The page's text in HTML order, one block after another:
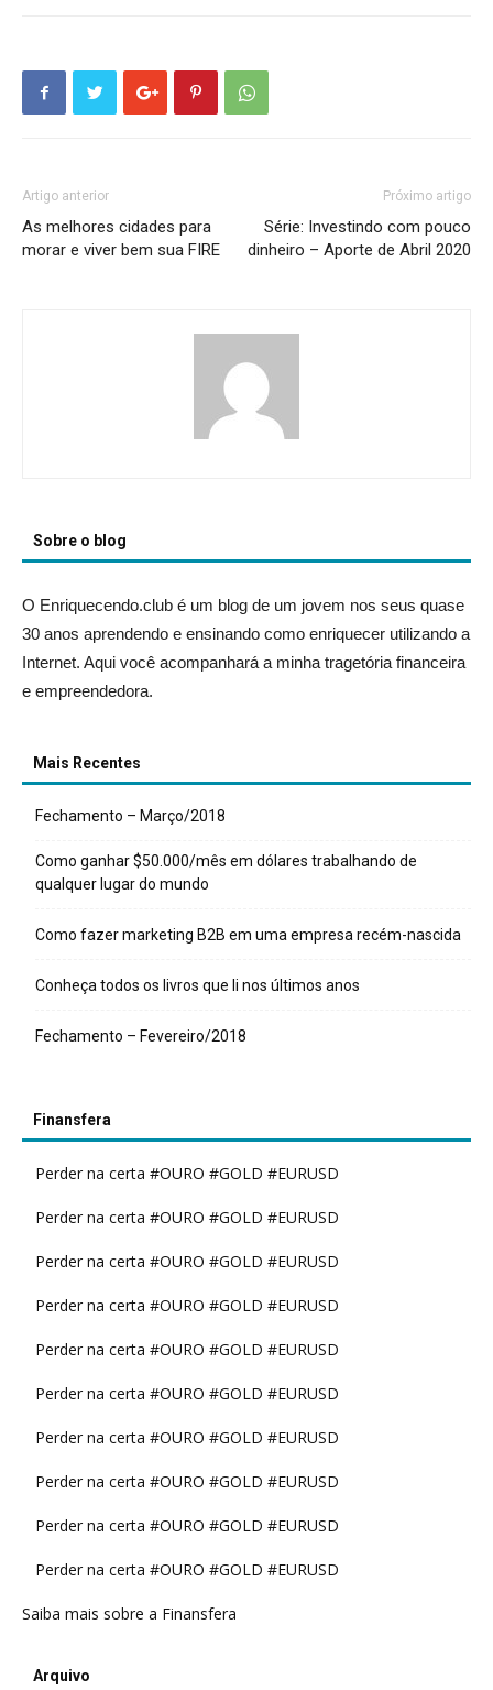
Artigo anterior
As melhores cidades para
morar e viver bem sua FIRE
Próximo artigo
Série: Investindo com pouco
dinheiro – Aporte de Abril 2020
Sobre o blog
O Enriquecendo.club é um blog de um jovem nos seus quase
30 anos aprendendo e ensinando como enriquecer utilizando a
Internet. Aqui você acompanhará a minha tragetória financeira
e empreendedora.
Mais Recentes
Fechamento – Março/2018
Como ganhar $50.000/mês em dólares trabalhando de
qualquer lugar do mundo
Como fazer marketing B2B em uma empresa recém-nascida
Conheça todos os livros que li nos últimos anos
Fechamento – Fevereiro/2018
Finansfera
Perder na certa #OURO #GOLD #EURUSD
Perder na certa #OURO #GOLD #EURUSD
Perder na certa #OURO #GOLD #EURUSD
Perder na certa #OURO #GOLD #EURUSD
Perder na certa #OURO #GOLD #EURUSD
Perder na certa #OURO #GOLD #EURUSD
Perder na certa #OURO #GOLD #EURUSD
Perder na certa #OURO #GOLD #EURUSD
Perder na certa #OURO #GOLD #EURUSD
Perder na certa #OURO #GOLD #EURUSD
Saiba mais sobre a Finansfera
Arquivo